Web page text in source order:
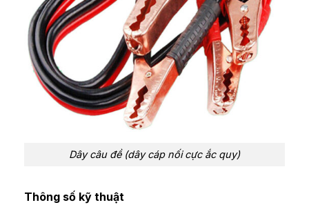
Dây câu đề (dây cáp nối cực ắc quy)
Thông số kỹ thuật